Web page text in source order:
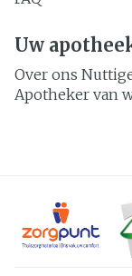
Uw
Over ons
Apotheker van